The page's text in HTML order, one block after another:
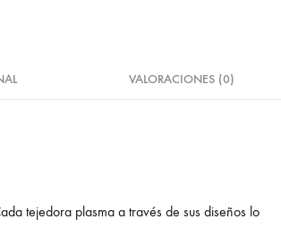
VALORACIONES (0)
tejedora plasma a través de sus diseños lo